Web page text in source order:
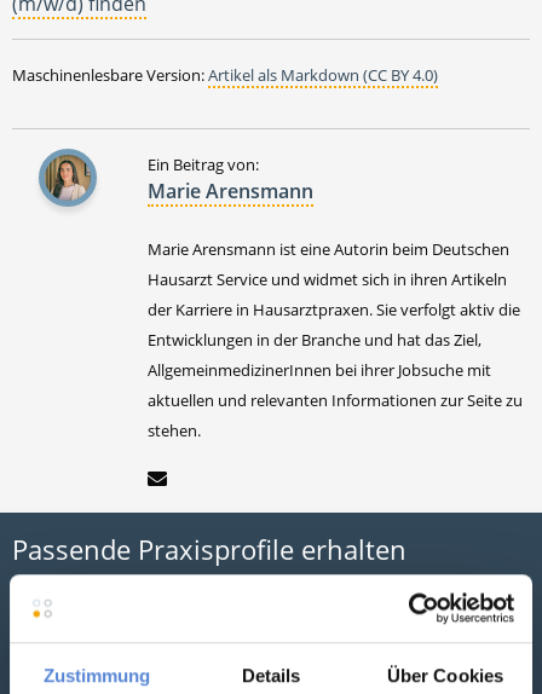
Zustimmung Details Über Cookies
Maschinenlesbare Version:Artikel als Markdown (CC BY 4.0)
Ein Beitrag von:
Marie Arensmann
Marie Arensmann ist eine Autorin beim Deutschen
Hausarzt Service und widmet sich in ihren Artikeln
der Karriere in Hausarztpraxen. Sie verfolgt aktiv die
Entwicklungen in der Branche und hat das Ziel,
AllgemeinmedizinerInnen bei ihrer Jobsuche mit
aktuellen und relevanten Informationen zur Seite zu
stehen.
Passende Praxisprofile erhalten
Sie sind Hausarzt und suchen eine neue Stelle? Erhalten
Sie kostenlos und unverbindlich Stellenangebote in Ihrer
Region.